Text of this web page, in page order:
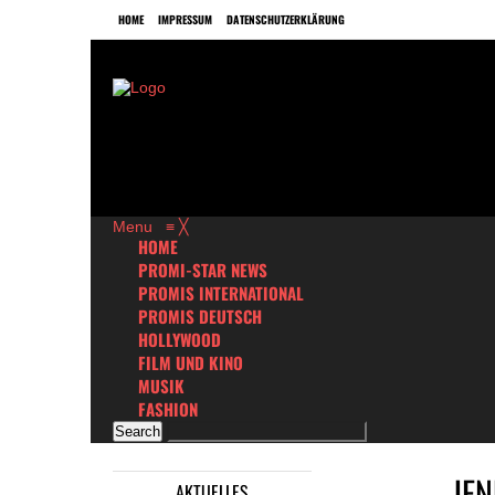
HOME IMPRESSUM DATENSCHUTZERKLÄRUNG
Menu ≡ ╳
HOME
PROMI-STAR NEWS
PROMIS INTERNATIONAL
PROMIS DEUTSCH
HOLLYWOOD
FILM UND KINO
MUSIK
FASHION